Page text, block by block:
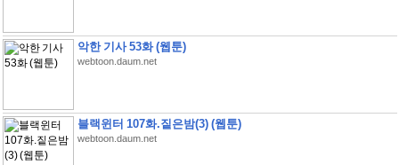
악한 기사 53화 (웹툰)
webtoon.daum.net
블랙윈터 107화.짙은밤(3) (웹툰)
webtoon.daum.net